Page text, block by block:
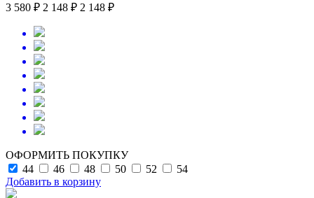
3 580 ₽ 2 148 ₽ 2 148 ₽
ОФОРМИТЬ ПОКУПКУ
44
46 48 50 52
54
Добавить в корзину